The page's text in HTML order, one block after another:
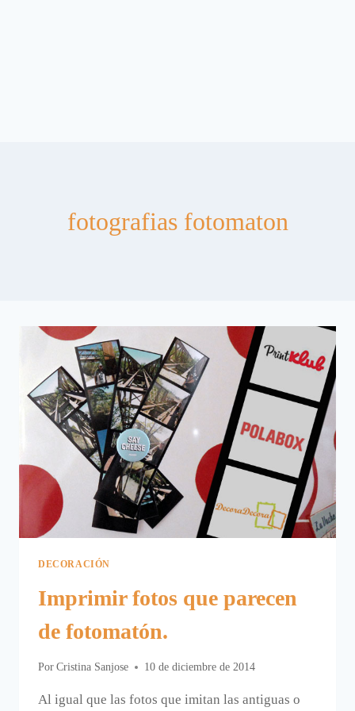
fotografias fotomaton
DECORACIÓN
Imprimir fotos que parecen
de fotomatón.
Por Cristina Sanjose 10 de diciembre de 2014
Al igual que las fotos que imitan las antiguas o